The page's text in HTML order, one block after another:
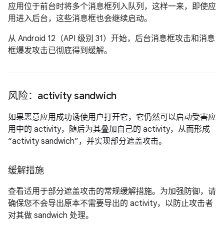
应用位于前台时将多个消息框列入队列，这样一来，即使应
用进入后台，这些消息框也会继续启动。
从 Android 12（API 级别 31）开始，后台消息框攻击和消息
框爆发攻击已彻底得到缓解。
风险：activity sandwich
如果恶意应用成功诱使用户打开它，它仍然可以启动受害应
用中的 activity，随后为其叠加自己的 activity，从而形成
“activity sandwich”，并实现部分遮盖攻击。
缓解措施
查看适用于部分遮盖攻击的常规缓解措施。为加强防御，请
确保您不会导出原本不需要导出的 activity，以防止攻击者
对其做 sandwich 处理。